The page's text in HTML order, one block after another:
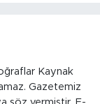
Kaynak
Gazetemiz